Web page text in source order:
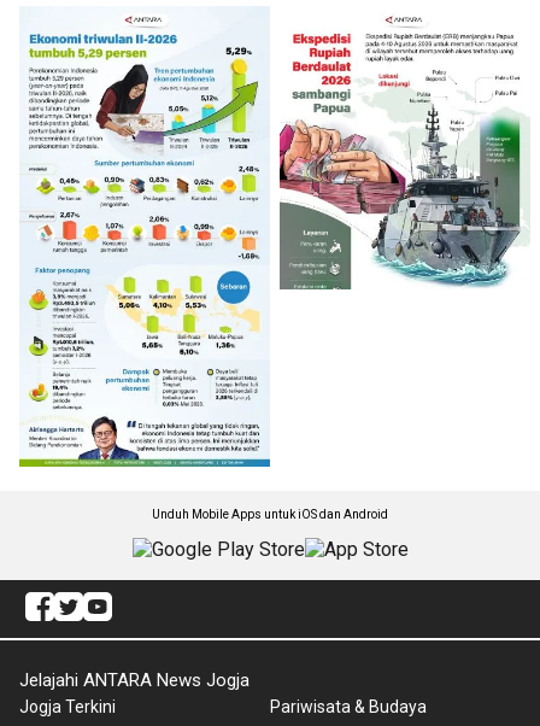
Unduh Mobile Apps untuk iOS dan Android
Jelajahi ANTARA News Jogja
Jogja Terkini
Pariwisata & Budaya